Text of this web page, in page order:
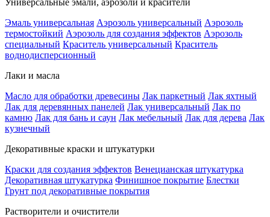
Универсальные эмали, аэрозоли и красители
Эмаль универсальная Аэрозоль универсальный Аэрозоль
термостойкий Аэрозоль для создания эффектов Аэрозоль
специальный Краситель универсальный Краситель
воднодисперсионный
Лаки и масла
Масло для обработки древесины Лак паркетный Лак яхтный
Лак для деревянных панелей Лак универсальный Лак по
камню Лак для бань и саун Лак мебельный Лак для дерева Лак
кузнечный
Декоративные краски и штукатурки
Краски для создания эффектов Венецианская штукатурка
Декоративная штукатурка Финишное покрытие Блестки
Грунт под декоративные покрытия
Растворители и очистители